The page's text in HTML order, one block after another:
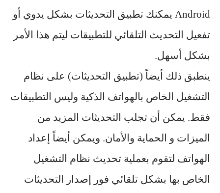
Android يمكنك تطبيق التحديثات بشكل يدوي أو
تفعيل التحديث التلقائي للتطبيقات ليتم هذا الأمر
بشكل أسهل.
ينطبق ذلك أيضاً (تطبيق التحديثات) على نظام
التشغيل الخاص بالهواتف الذكية وليس التطبيقات
فقط. يمكن أن تجلب التحديثات المزيد من
الميزات و الحماية والأمان. ويمكن أيضاً إعداد
الهواتف لتقوم بعملية تحديث نظام التشغيل
الخاص بها بشكل تلقائي فور إصدار التحديثات